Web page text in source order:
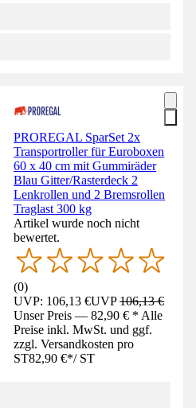
PROREGAL SparSet 2x
Transportroller für Euroboxen
60 x 40 cm mit Gummiräder
Blau Gitter/Rasterdeck 2
Lenkrollen und 2 Bremsrollen
Traglast 300 kg
Artikel wurde noch nicht
bewertet.
(0)
UVP: 106,13 €UVP106,13 €
Unser Preis — 82,90 € * Alle
Preise inkl. MwSt. und ggf.
zzgl. Versandkosten pro
ST82,90 €*/ ST